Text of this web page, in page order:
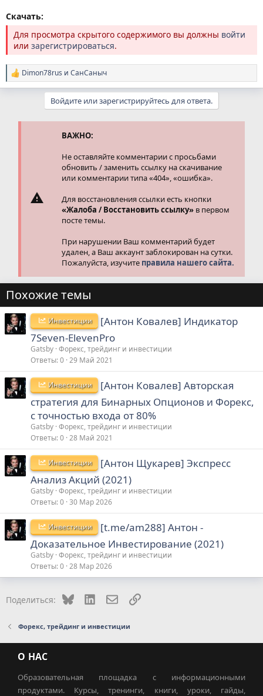
Скачать:
Для просмотра скрытого содержимого вы должны войти
или зарегистрироваться.
Р
е
Dimon78rus и СанСаныч
Войдите или зарегистрируйтесь для ответа.
ВАЖНО:
Не оставляйте комментарии с просьбами
обновить / заменить ссылку на скачивание
или комментарии типа «404», «ошибка».
Для восстановления ссылки есть кнопки
«Жалоба / Восстановить ссылку» в первом
посте темы.
При нарушении Ваш комментарий будет
удален, а Ваш аккаунт заблокирован на сутки.
Пожалуйста, изучите правила нашего сайта.
Похожие темы
Инвестиции
[Антон Ковалев] Индикатор
7Seven-ElevenPro
Gatsby Форекс, трейдинг и инвестиции
Ответы 0 29 Май 2021
Инвестиции
[Антон Ковалев] Авторская
стратегия для Бинарных Опционов и Форекс,
с точностью входа от 80%
Gatsby Форекс, трейдинг и инвестиции
Ответы 0 28 Май 2021
Инвестиции
[Антон Щукарев] Экспресс
Анализ Акций (2021)
Gatsby Форекс, трейдинг и инвестиции
Ответы 0 30 Мар 2026
Инвестиции
[t.me/am288] Антон -
Доказательное Инвестирование (2021)
Gatsby Форекс, трейдинг и инвестиции
Ответы 0 28 Мар 2026
Поделиться: Bluesky LinkedInЭлектронная почта
Ссылка
Форекс, трейдинг и инвестиции
О НАС
Образовательная площадка с информационными
продуктами. Курсы, тренинги, книги, уроки, гайды,